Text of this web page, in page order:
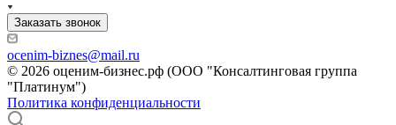
Заказать звонок
ocenim-biznes@mail.ru
© 2026 оценим-бизнес.рф (ООО "Консалтинговая группа
"Платинум")
Политика конфиденциальности
Краснотурьинск
Красноуфимск
Красноярск
Красный Кут
Красный Сулин
Кропоткин